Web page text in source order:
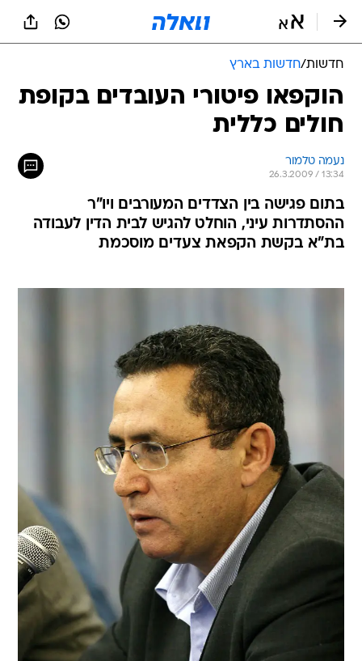
חדשות/חדשות בארץ
הוקפאו פיטורי העובדים בקופת
חולים כללית
נעמה טלמור
26.3.2009 / 13:34
בתום פגישה בין הצדדים המעורבים ויו"ר
ההסתדרות עיני, הוחלט להגיש לבית הדין לעבודה
בת"א בקשת הקפאת צעדים מוסכמת